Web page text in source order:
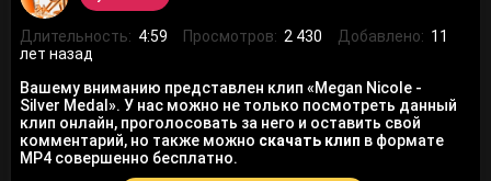
Длительность: 4:59 Просмотров: 2 430 Добавлено: 11
лет назад
Вашему вниманию представлен клип «Megan Nicole -
Silver Medal». У нас можно не только посмотреть данный
клип онлайн, проголосовать за него и оставить свой
комментарий, но также можно скачать клип в формате
MP4 совершенно бесплатно.